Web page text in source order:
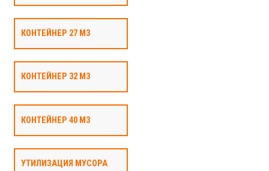
КОНТЕЙНЕР 27 М3
КОНТЕЙНЕР 32 М3
КОНТЕЙНЕР 40 М3
УТИЛИЗАЦИЯ МУСОРА